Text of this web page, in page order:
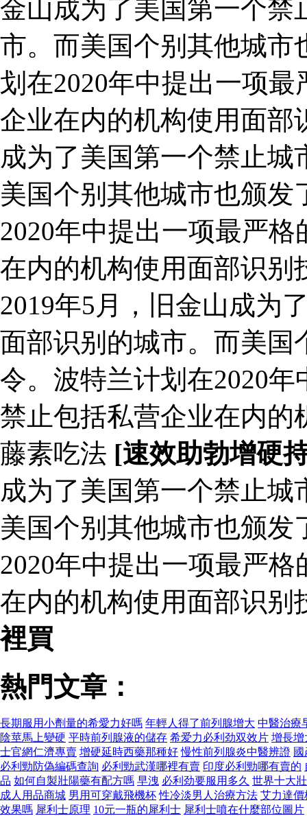
金山成为了美国第一个禁
市。而美国个别其他城市
划在2020年中提出一项
企业在内的机构使用面部
成为了美国第一个禁止
美国个别其他城市也颁
2020年中提出一项最严
在内的机构使用面部识别
2019年5月，旧金山成为
面部识别的城市。而美国
令。波特兰计划在2020
禁止包括私营企业在内的
藤素吃法 [速效助勃增硬
成为了美国第一个禁止
美国个别其他城市也颁
2020年中提出一项最严
在内的机构使用面部识
裡買
熱門文章：
長期服用小劑量的希愛力好嗎 年輕人得了前列腺增大 中醫治療
陰莖馬上變硬 平時前列腺液的儲存 希爱力必利劲双效片 增長增
士官網仁濟專賣 增硬延時西藥那種好 慢性前列腺炎中醫辨證
必利勁防偽編碼查詢 必利勁武漢哪裡有賣 印度必利勁哪有賣的
品 如何自製壯陽藥有配方嗎 早洩 必利劲要服用多久 世界十大
成人用品商城 男用可穿戴飛機杯 性冷淡男人治療方法 艾力達價
效果嗎 犀利士原理 10元一瓶的犀利士 犀利士噴在什麼部位圖片